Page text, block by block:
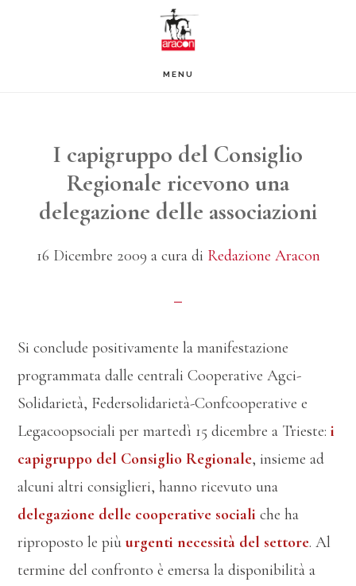
MENU
I capigruppo del Consiglio
Regionale ricevono una
delegazione delle associazioni
16 Dicembre 2009 a cura di Redazione Aracon
Si conclude positivamente la manifestazione
programmata dalle centrali Cooperative Agci-
Solidarietà, Federsolidarietà-Confcooperative e
Legacoopsociali per martedì 15 dicembre a Trieste: i
capigruppo del Consiglio Regionale, insieme ad
alcuni altri consiglieri, hanno ricevuto una
delegazione delle cooperative sociali che ha
riproposto le piùurgenti necessità del settore. Al
termine del confronto è emersa la disponibilità a